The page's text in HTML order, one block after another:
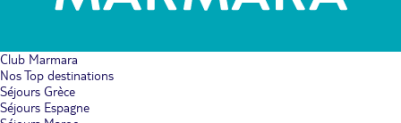
Club Marmara
Nos Top destinations
Séjours Grèce
Séjours Espagne